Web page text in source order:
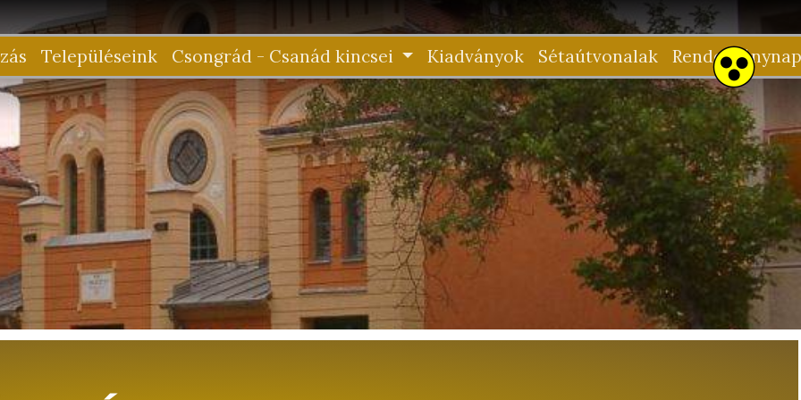
Településeink Csongrád - Csanád kincsei Kiadványok Sétaútvonalak